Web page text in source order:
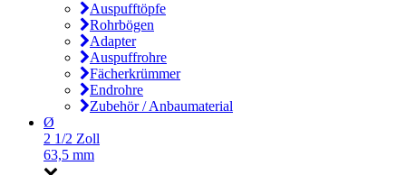
Auspufftöpfe
Rohrbögen
Adapter
Auspuffrohre
Fächerkrümmer
Endrohre
Zubehör / Anbaumaterial
Ø
2 1/2 Zoll
63,5 mm